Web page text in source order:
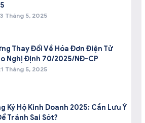
Tháng 5, 2025
Thay Đổi Về Hóa Đơn Điện Tử
Nghị Định 70/2025/NĐ-CP
Tháng 5, 2025
Ký Hộ Kinh Doanh 2025: Cần Lưu Ý
Tránh Sai Sót?